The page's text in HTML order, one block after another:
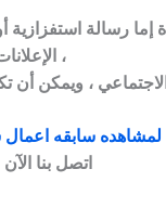
الإعلانات التلفزيونية الفعالة تجعل الناس يتحدثون ،
لمشاهده سابقه اعمال
اتصل بنا الآن لبدء حملتك